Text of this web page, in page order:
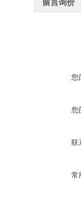
留言询价
您
您
联
常